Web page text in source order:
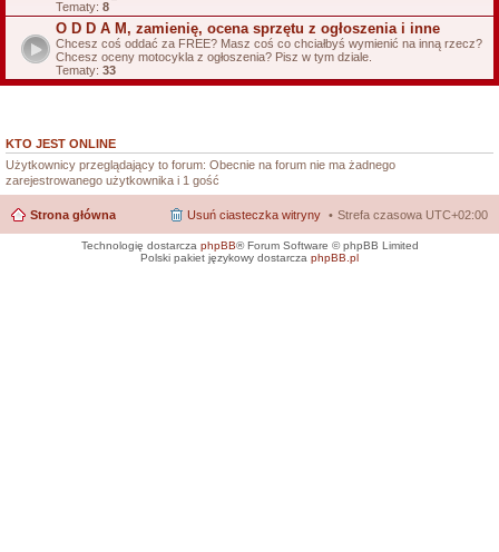
Tematy: 8
O D D A M, zamienię, ocena sprzętu z ogłoszenia i inne
Chcesz coś oddać za FREE? Masz coś co chciałbyś wymienić na inną rzecz?
Chcesz oceny motocykla z ogłoszenia? Pisz w tym dziale.
Tematy: 33
KTO JEST ONLINE
Użytkownicy przeglądający to forum: Obecnie na forum nie ma żadnego
zarejestrowanego użytkownika i 1 gość
Strona główna Strefa czasowa UTC+02:00
Usuń ciasteczka witryny
Technologię dostarcza phpBB® Forum Software © phpBB Limited
Polski pakiet językowy dostarcza phpBB.pl